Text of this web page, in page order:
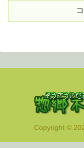
Copyright ©